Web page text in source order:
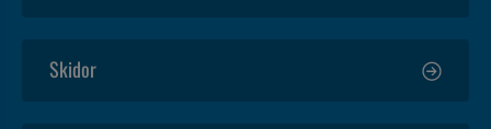
Skidor